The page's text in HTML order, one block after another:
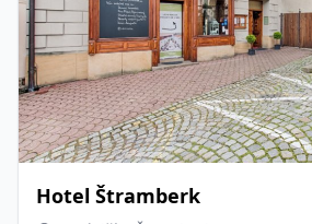
Hotel Štramberk